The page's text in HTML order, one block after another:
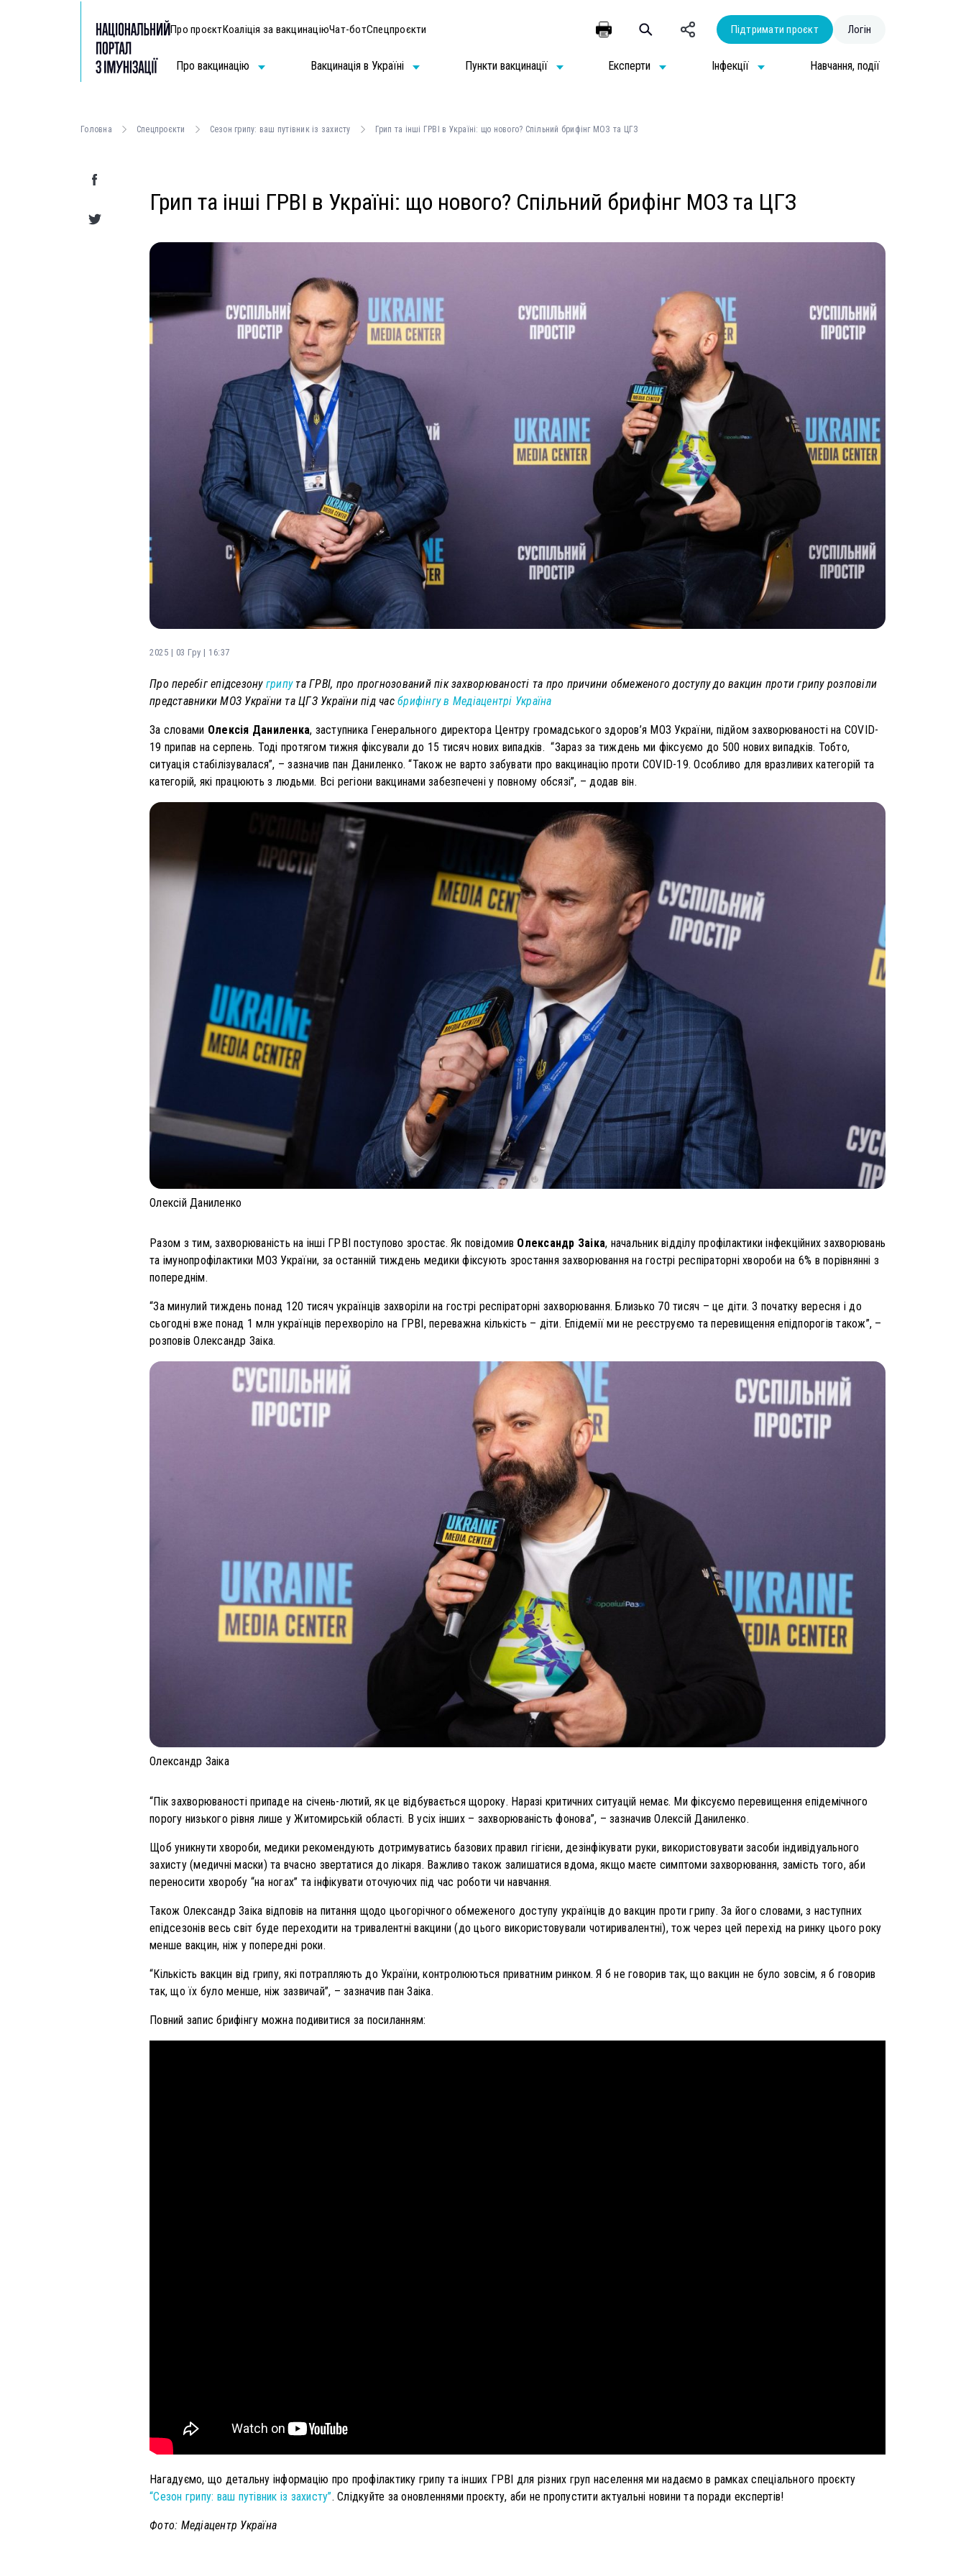
Про проєктКоаліція за вакцинаціюЧат-ботСпецпроєкти Підтримати проєкт Логін
Про вакцинацію Вакцинація в Україні Пункти вакцинації Експерти Інфекції Навчання, події
Головна Спецпроєкти Сезон грипу: ваш путівник із захисту Грип та інші ГРВІ в Україні: що нового? Спільний брифінг МОЗ та ЦГЗ
Грип та інші ГРВІ в Україні: що нового? Спільний брифінг МОЗ та ЦГЗ
2025 | 03 Гру | 16:37
Про перебіг епідсезону грипу та ГРВІ, про прогнозований пік захворюваності та про причини обмеженого доступу до вакцин проти грипу розповіли
представники МОЗ України та ЦГЗ України під час брифінгу в Медіацентрі Україна
За словами Олексія Даниленка, заступника Генерального директора Центру громадського здоров’я МОЗ України, підйом захворюваності на COVID-
19 припав на серпень. Тоді протягом тижня фіксували до 15 тисяч нових випадків. “Зараз за тиждень ми фіксуємо до 500 нових випадків. Тобто,
ситуація стабілізувалася”, – зазначив пан Даниленко. “Також не варто забувати про вакцинацію проти COVID-19. Особливо для вразливих категорій та
категорій, які працюють з людьми. Всі регіони вакцинами забезпечені у повному обсязі”, – додав він.
Олексій Даниленко
Разом з тим, захворюваність на інші ГРВІ поступово зростає. Як повідомив Олександр Заіка, начальник відділу профілактики інфекційних захворювань
та імунопрофілактики МОЗ України, за останній тиждень медики фіксують зростання захворювання на гострі респіраторні хвороби на 6% в порівнянні з
попереднім.
“За минулий тиждень понад 120 тисяч українців захворіли на гострі респіраторні захворювання. Близько 70 тисяч – це діти. З початку вересня і до
сьогодні вже понад 1 млн українців перехворіло на ГРВІ, переважна кількість – діти. Епідемії ми не реєструємо та перевищення епідпорогів також”, –
розповів Олександр Заіка.
Олександр Заіка
“Пік захворюваності припаде на січень-лютий, як це відбувається щороку. Наразі критичних ситуацій немає. Ми фіксуємо перевищення епідемічного
порогу низького рівня лише у Житомирській області. В усіх інших – захворюваність фонова”, – зазначив Олексій Даниленко.
Щоб уникнути хвороби, медики рекомендують дотримуватись базових правил гігієни, дезінфікувати руки, використовувати засоби індивідуального
захисту (медичні маски) та вчасно звертатися до лікаря. Важливо також залишатися вдома, якщо маєте симптоми захворювання, замість того, аби
переносити хворобу “на ногах” та інфікувати оточуючих під час роботи чи навчання.
Також Олександр Заіка відповів на питання щодо цьогорічного обмеженого доступу українців до вакцин проти грипу. За його словами, з наступних
епідсезонів весь світ буде переходити на тривалентні вакцини (до цього використовували чотиривалентні), тож через цей перехід на ринку цього року
менше вакцин, ніж у попередні роки.
“Кількість вакцин від грипу, які потрапляють до України, контролюються приватним ринком. Я б не говорив так, що вакцин не було зовсім, я б говорив
так, що їх було менше, ніж зазвичай”, – зазначив пан Заіка.
Повний запис брифінгу можна подивитися за посиланням:
Нагадуємо, що детальну інформацію про профілактику грипу та інших ГРВІ для різних груп населення ми надаємо в рамках спеціального проєкту
“Сезон грипу: ваш путівник із захисту”. Слідкуйте за оновленнями проєкту, аби не пропустити актуальні новини та поради експертів!
Фото: Медіацентр Україна